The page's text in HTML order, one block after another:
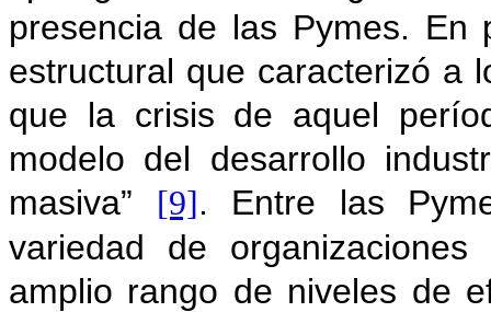
presencia de las Pymes. En
estructural que caracterizó a
que la crisis de aquel
modelo del desarrollo
masiva” [9]. Entre las
variedad de
amplio rango de niveles de